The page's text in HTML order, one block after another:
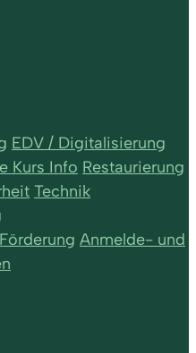
EDV / Digitalisierung
Kurs Info Restaurierung
Technik
Anmelde- und